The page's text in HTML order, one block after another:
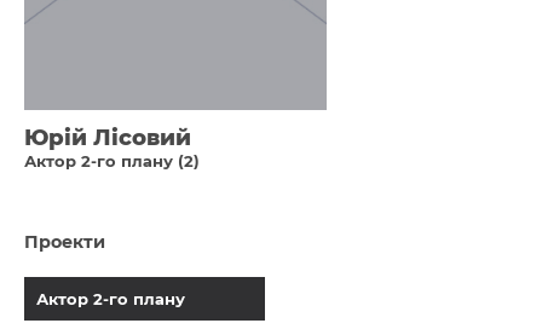
Юрій Лісовий
Актор 2-го плану (2)
Проекти
Актор 2-го плану